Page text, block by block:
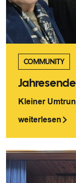
COMMUNITY
Kleiner
weiterlesen